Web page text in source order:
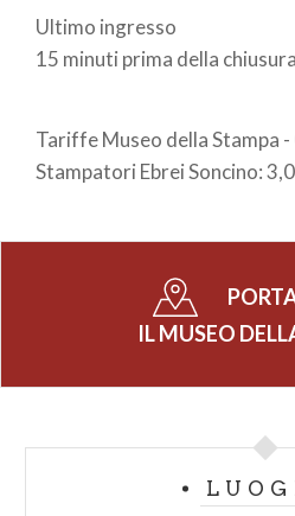
Ultimo ingresso
15 minuti prima della
Tariffe Museo della Stampa
Stampatori Ebrei Soncino:
IL MUSEO